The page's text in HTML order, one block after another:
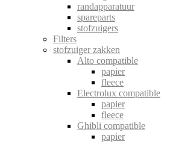
randapparatuur
spareparts
stofzuigers
Filters
stofzuiger zakken
Alto compatible
papier
fleece
Electrolux compatible
papier
fleece
Ghibli compatible
papier